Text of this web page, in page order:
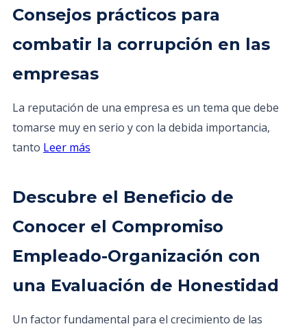
Consejos prácticos para
combatir la corrupción en las
empresas
La reputación de una empresa es un tema que debe
tomarse muy en serio y con la debida importancia,
tanto Leer más
Descubre el Beneficio de
Conocer el Compromiso
Empleado-Organización con
una Evaluación de Honestidad
Un factor fundamental para el crecimiento de las